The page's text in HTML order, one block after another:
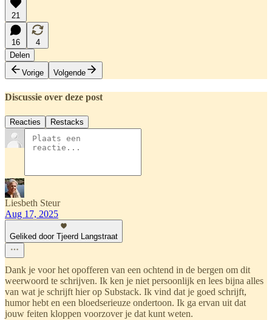
21
16
4
Delen
Vorige
Volgende
Discussie over deze post
Reacties Restacks
Liesbeth Steur
Aug 17, 2025
Geliked door Tjeerd Langstraat
Dank je voor het opofferen van een ochtend in de bergen om dit
weerwoord te schrijven. Ik ken je niet persoonlijk en lees bijna alles
van wat je schrijft hier op Substack. Ik vind dat je goed schrijft,
humor hebt en een bloedserieuze ondertoon. Ik ga ervan uit dat
jouw feiten kloppen voorzover je dat kunt weten.